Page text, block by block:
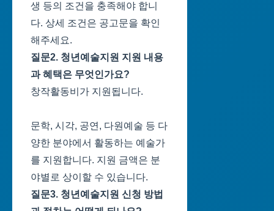
생 등의 조건을 충족해야 합니
다. 상세 조건은 공고문을 확인
해주세요.
질문2. 청년예술지원 지원 내용
과 혜택은 무엇인가요?
창작활동비가 지원됩니다.
문학, 시각, 공연, 다원예술 등 다
양한 분야에서 활동하는 예술가
를 지원합니다. 지원 금액은 분
야별로 상이할 수 있습니다.
질문3. 청년예술지원 신청 방법